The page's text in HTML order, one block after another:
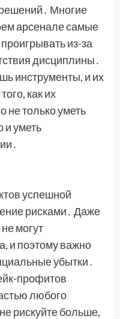
Многие
арсенале самые
из-за
дисциплины․
инструменты, и их
как их
не только уметь
и уметь
успешной
рисками․ Даже
могут
и поэтому важно
убытки․
профитов
любого
рискуйте больше,